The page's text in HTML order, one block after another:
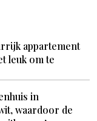
appartement
leuk om te
in
waardoor de